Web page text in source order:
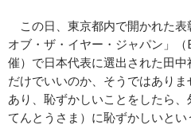
この日、東京都内で開かれた表
オブ・ザ・イヤー・ジャパン」（
催）で日本代表に選出された田
だけでいいのか、そうではあり
あり、恥ずかしいことをしたら
てんとうさま）に恥ずかしいと